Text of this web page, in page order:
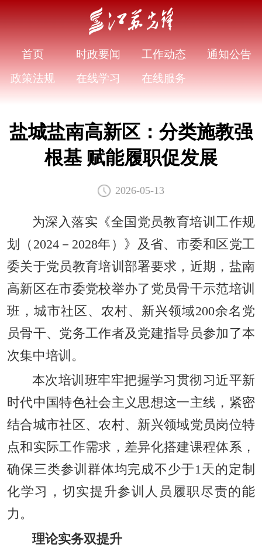
首页 时政要闻 工作动态
通知公告
政策法规
在线学习 在线服务
盐城盐南高新区：分类施教强
根基 赋能履职促发展
2026-05-13
为深入落实《全国党员教育培训工作规
划（2024－2028年）》及省、市委和区党工
委关于党员教育培训部署要求，近期，盐南
高新区在市委党校举办了党员骨干示范培训
班，城市社区、农村、新兴领域200余名党
员骨干、党务工作者及党建指导员参加了本
次集中培训。
本次培训班牢牢把握学习贯彻习近平新
时代中国特色社会主义思想这一主线，紧密
结合城市社区、农村、新兴领域党员岗位特
点和实际工作需求，差异化搭建课程体系，
确保三类参训群体均完成不少于1天的定制
化学习，切实提升参训人员履职尽责的能
力。
理论实务双提升